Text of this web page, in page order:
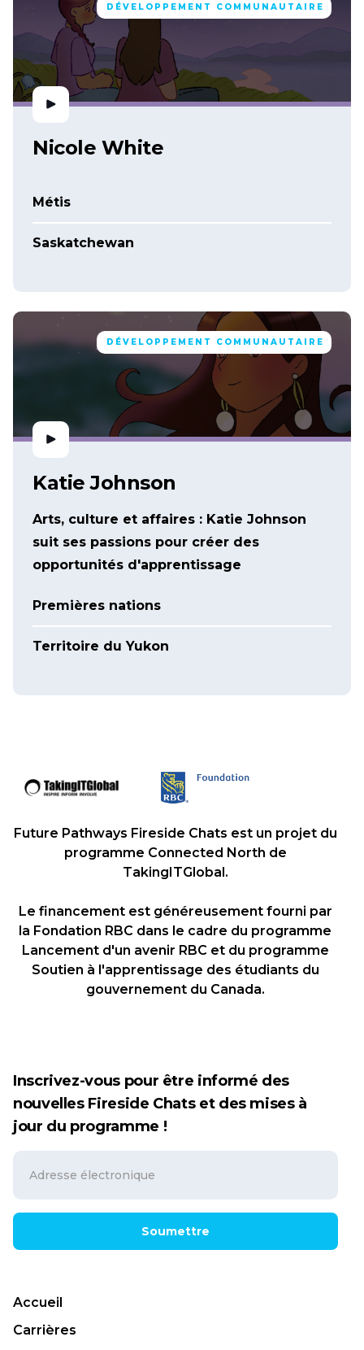
DÉVELOPPEMENT COMMUNAUTAIRE
Nicole White
Métis
Saskatchewan
DÉVELOPPEMENT COMMUNAUTAIRE
Katie Johnson
Arts, culture et affaires : Katie Johnson
suit ses passions pour créer des
opportunités d'apprentissage
Premières nations
Territoire du Yukon
Future Pathways Fireside Chats est un projet du
programme Connected North de
TakingITGlobal.
Le financement est généreusement fourni par
la Fondation RBC dans le cadre du programme
Lancement d'un avenir RBC et du programme
Soutien à l'apprentissage des étudiants du
gouvernement du Canada.
Inscrivez-vous pour être informé des
nouvelles Fireside Chats et des mises à
jour du programme !
Soumettre
Accueil
Carrières